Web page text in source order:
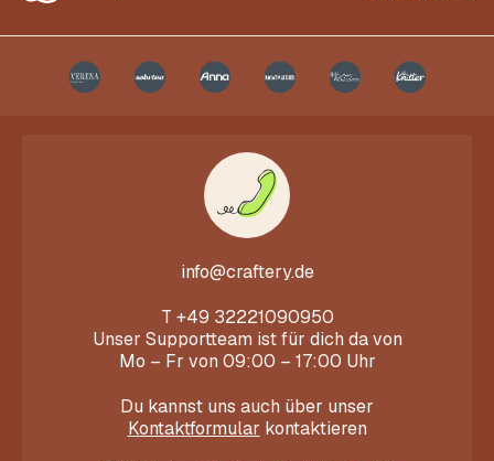
info@craftery.de
T +49 32221090950
Unser Supportteam ist für dich da von
Mo – Fr von 09:00 – 17:00 Uhr
Du kannst uns auch über unser
Kontaktformular kontaktieren